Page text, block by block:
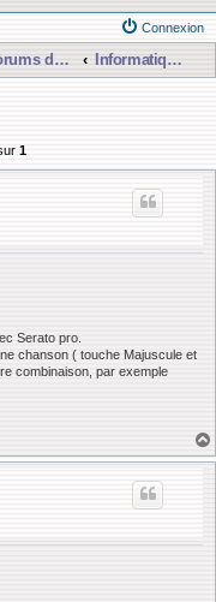
Connexion
Les Forums de Discussions
Informatique, Consoles Numériques et MAO
1
Serato pro.
chanson ( touche Majuscule et
combinaison, par exemple